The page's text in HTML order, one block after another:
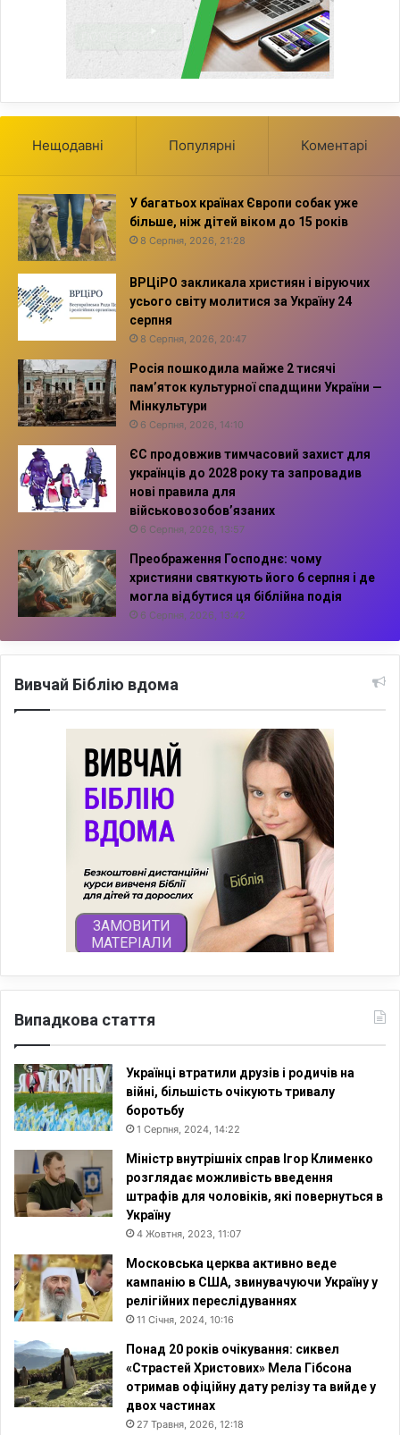
Нещодавні Популярні Коментарі
У багатьох країнах Європи собак уже
більше, ніж дітей віком до 15 років
8 Серпня, 2026, 21:28
ВРЦіРО закликала християн і віруючих
усього світу молитися за Україну 24
серпня
8 Серпня, 2026, 20:47
Росія пошкодила майже 2 тисячі
пам’яток культурної спадщини України —
Мінкультури
6 Серпня, 2026, 14:10
ЄС продовжив тимчасовий захист для
українців до 2028 року та запровадив
нові правила для
військовозобов’язаних
6 Серпня, 2026, 13:57
Преображення Господнє: чому
християни святкують його 6 серпня і де
могла відбутися ця біблійна подія
6 Серпня, 2026, 13:42
Вивчай Біблію вдома
Випадкова стаття
Українці втратили друзів і родичів на
війні, більшість очікують тривалу
боротьбу
1 Серпня, 2024, 14:22
Міністр внутрішніх справ Ігор Клименко
розглядає можливість введення
штрафів для чоловіків, які повернуться в
Україну
4 Жовтня, 2023, 11:07
Московська церква активно веде
кампанію в США, звинувачуючи Україну у
релігійних переслідуваннях
11 Січня, 2024, 10:16
Понад 20 років очікування: сиквел
«Страстей Христових» Мела Гібсона
отримав офіційну дату релізу та вийде у
двох частинах
27 Травня, 2026, 12:18